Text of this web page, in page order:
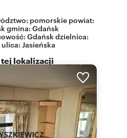
pomorskie powiat:
gmina:Gdańsk
Gdańsk dzielnica:
ulica: Jasieńska
lokalizacji